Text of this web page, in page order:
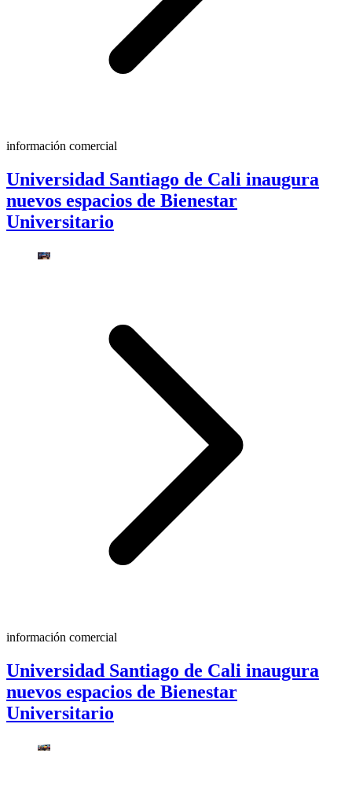
información comercial
Universidad Santiago de Cali inaugura
nuevos espacios de Bienestar
Universitario
información comercial
Universidad Santiago de Cali inaugura
nuevos espacios de Bienestar
Universitario